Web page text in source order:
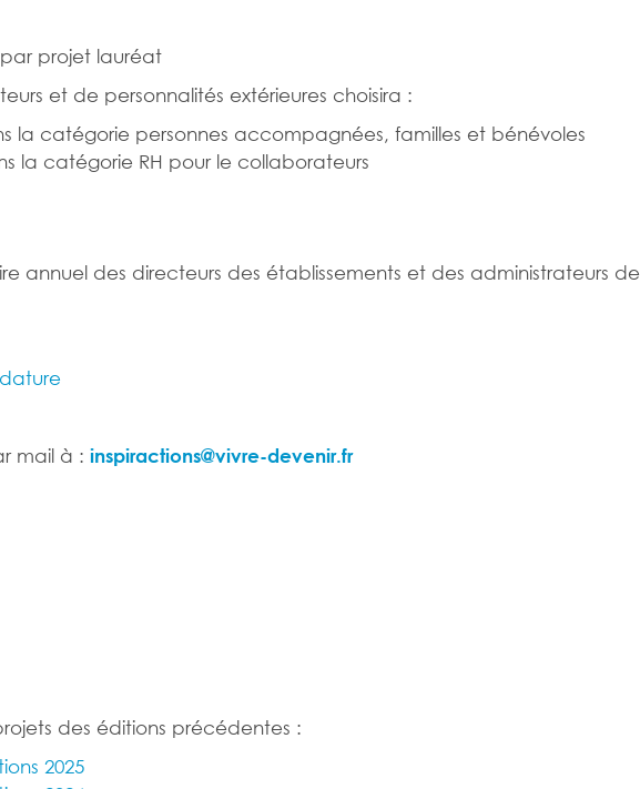
par projet lauréat
et de personnalités extérieures choisira :
la catégorie personnes accompagnées, familles et bénévoles
la catégorie RH pour le collaborateurs
annuel des directeurs des établissements et des administrateurs de
mail à : inspiractions@vivre-devenir.fr
des éditions précédentes :
2025